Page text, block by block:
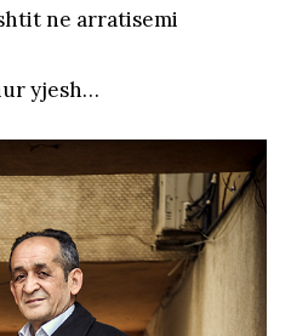
ne arratisemi
yjesh…